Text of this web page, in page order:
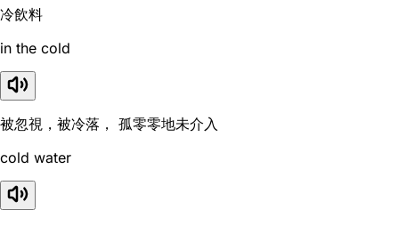
冷飲料
in the cold
被忽視，被冷落， 孤零零地未介入
cold water